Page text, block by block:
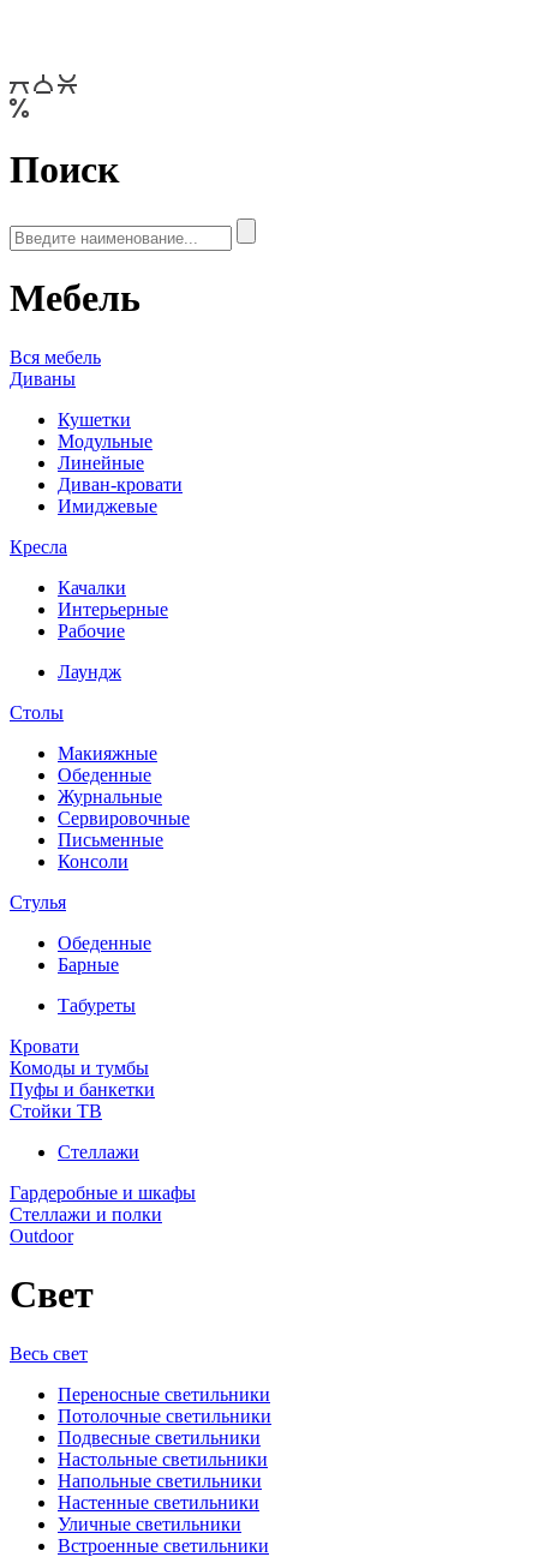
Поиск
Мебель
Вся мебель
Диваны
Кушетки
Модульные
Линейные
Диван-кровати
Имиджевые
Кресла
Качалки
Интерьерные
Рабочие
Лаундж
Столы
Макияжные
Обеденные
Журнальные
Сервировочные
Письменные
Консоли
Стулья
Обеденные
Барные
Табуреты
Кровати
Комоды и тумбы
Пуфы и банкетки
Стойки ТВ
Стеллажи
Гардеробные и шкафы
Стеллажи и полки
Outdoor
Свет
Весь свет
Переносные светильники
Потолочные светильники
Подвесные светильники
Настольные светильники
Напольные светильники
Настенные светильники
Уличные светильники
Встроенные светильники